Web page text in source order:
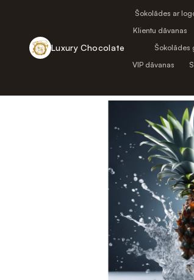
Luxury Chocolate
Šokolādes ar
Klientu dāvanas
Šokolādes
VIP dāvanas